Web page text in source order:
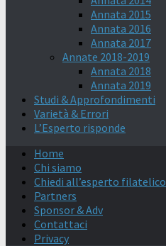
Annata 2015
Annata 2016
Annata 2017
Annate 2018-2019
Annata 2018
Annata 2019
Studi & Approfondimenti
Varietà & Errori
L’Esperto risponde
Home
Chi siamo
Chiedi all’esperto filatelico
Partners
Sponsor & Adv
Contattaci
Privacy